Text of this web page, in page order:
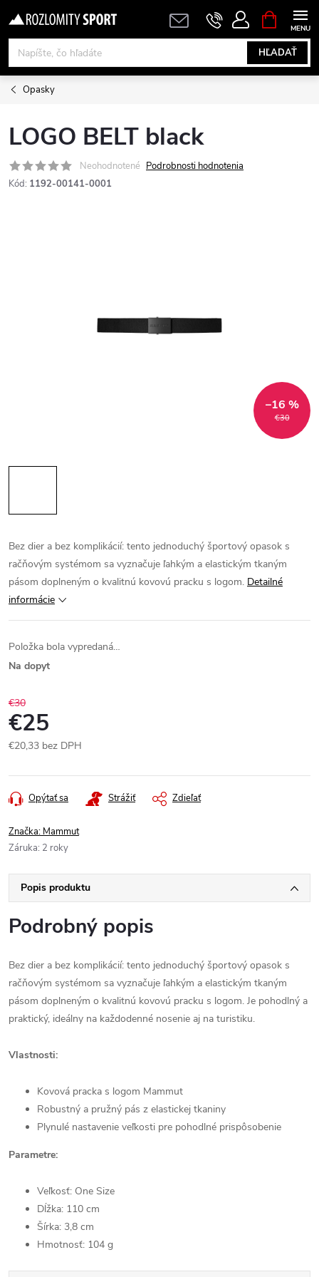
na
obsah
HĽADAŤ
KOŠÍK
Opasky
LOGO BELT black
Neohodnotené Podrobnosti hodnotenia
Kód: 1192-00141-0001
€30
–16 %
Bez dier a bez komplikácií: tento jednoduchý športový opasok s
račňovým systémom sa vyznačuje ľahkým a elastickým tkaným
pásom doplneným o kvalitnú kovovú pracku s logom. Detailné
informácie
Položka bola vypredaná…
Na dopyt
€30
€25
€20,33 bez DPH
cena:
Opýtať sa Strážiť Zdieľať
Značka: Mammut
Záruka: 2 roky
Popis produktu
Podrobný popis
Bez dier a bez komplikácií: tento jednoduchý športový opasok s
račňovým systémom sa vyznačuje ľahkým a elastickým tkaným
pásom doplneným o kvalitnú kovovú pracku s logom. Je pohodlný a
praktický, ideálny na každodenné nosenie aj na turistiku.
Vlastnosti:
Kovová pracka s logom Mammut
Robustný a pružný pás z elastickej tkaniny
Plynulé nastavenie veľkosti pre pohodlné prispôsobenie
Parametre:
Veľkosť: One Size
Dĺžka: 110 cm
Šírka: 3,8 cm
Hmotnosť: 104 g